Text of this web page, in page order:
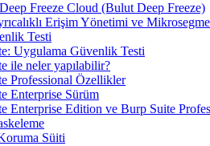
Freeze Cloud (Bulut Deep Freeze)
Erişim Yönetimi ve
Testi
Uygulama Güvenlik Testi
ile neler yapılabilir?
Professional Özellikler
Enterprise Sürüm
Enterprise Edition ve Burp Suite
Süiti